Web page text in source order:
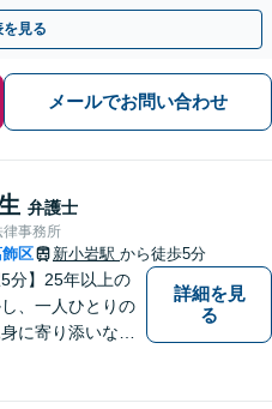
見る
メールでお問い合わせ
弁護士
律事務所
区 新小岩駅 から徒歩5分
5分】25年以上の
、一人ひとりの
に寄り添いなが
詳細を見
る